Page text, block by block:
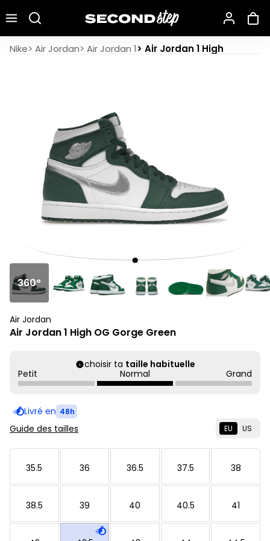
Nike> Air Jordan> Air Jordan 1> Air Jordan 1 High
Air Jordan 1 High OG Gorge Green
360°
Air Jordan
Air Jordan 1 High OG Gorge Green
choisir ta taille habituelle
Petit
Normal Grand
Livré en 48h
Guide des tailles EU US
35.5 36 36.5 37.5 38
38.5 39 40 40.5 41